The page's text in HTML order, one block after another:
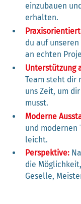
einzubauen
erhalten.
du auf
an echten
Unterstützung
Team steht dir
uns Zeit, um
musst.
Moderne
und modernen
leicht.
Perspektive:
die
Geselle,